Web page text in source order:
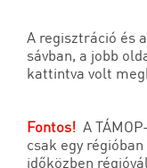
A regisztráció és
sávban, a jobb
kattintva volt
Fontos! A
csak egy